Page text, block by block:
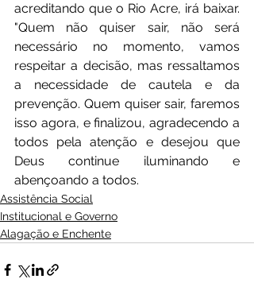
acreditando que o Rio Acre, irá baixar.
"Quem não quiser sair, não será
necessário no momento, vamos
respeitar a decisão, mas ressaltamos
a necessidade de cautela e da
prevenção. Quem quiser sair, faremos
isso agora, e finalizou, agradecendo a
todos pela atenção e desejou que
Deus continue iluminando e
abençoando a todos.
Assistência Social
Institucional e Governo
Alagação e Enchente